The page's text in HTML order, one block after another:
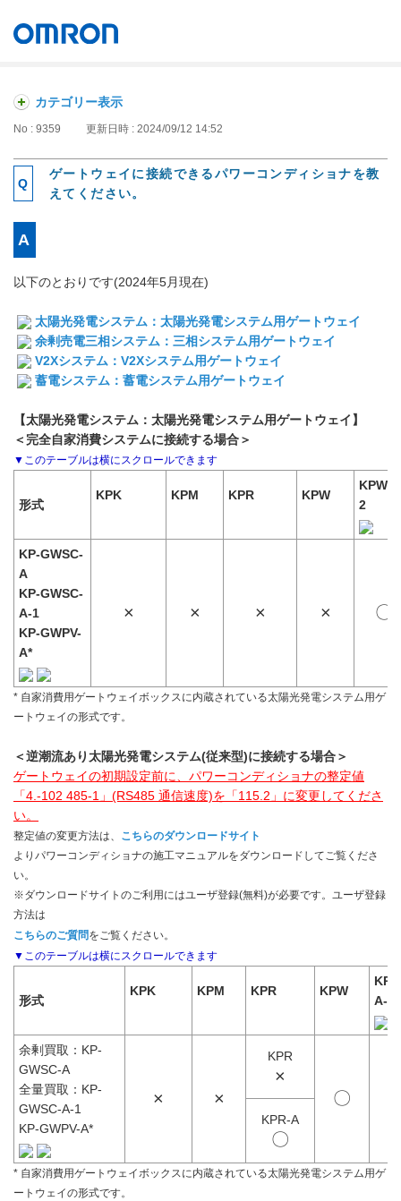
カテゴリー表示
No : 9359 更新日時 : 2024/09/12 14:52
ゲートウェイに接続できるパワーコンディショナを教
えてください。
以下のとおりです(2024年5月現在)
太陽光発電システム：太陽光発電システム用ゲートウェイ
余剰売電三相システム：三相システム用ゲートウェイ
V2Xシステム：V2Xシステム用ゲートウェイ
蓄電システム：蓄電システム用ゲートウェイ
【太陽光発電システム：太陽光発電システム用ゲートウェイ】
＜完全自家消費システムに接続する場合＞
形式
KPK KPM KPR KPW
KPW-
2
KP-GWSC-
A
KP-GWSC-
A-1
KP-GWPV-
A*
× × × × 〇
* 自家消費用ゲートウェイボックスに内蔵されている太陽光発電システム用ゲ
ートウェイの形式です。
＜逆潮流あり太陽光発電システム(従来型)に接続する場合＞
ゲートウェイの初期設定前に、パワーコンディショナの整定値
「4.-102 485-1」(RS485 通信速度)を「115.2」に変更してくださ
い。
整定値の変更方法は、 こちらのダウンロードサイト
よりパワーコンディショナの施工マニュアルをダウンロードしてご覧くださ
い。
※ダウンロードサイトのご利用にはユーザ登録(無料)が必要です。ユーザ登録
方法は
こちらのご質問をご覧ください。
形式
KPK KPM KPR KPW
A-2
余剰買取：KP-
GWSC-A
全量買取：KP-
GWSC-A-1
KP-GWPV-A*
× ×
KPR
×
〇
KPR-A
〇
* 自家消費用ゲートウェイボックスに内蔵されている太陽光発電システム用ゲ
ートウェイの形式です。